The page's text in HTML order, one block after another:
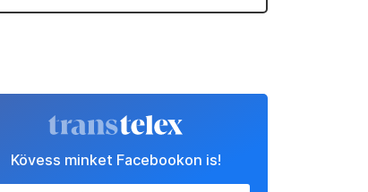
Kövess minket Facebookon is!